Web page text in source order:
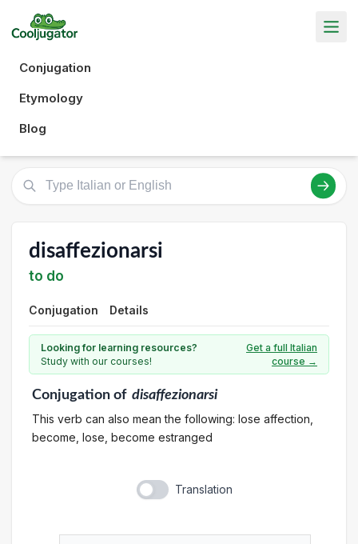
Conjugation
Etymology
Blog
disaffezionarsi
to do
Conjugation Details
Looking for learning resources?
Study with our courses!
Get a full Italian
course →
Conjugationof disaffezionarsi
This verb can also mean the following: lose affection,
become, lose, become estranged
Translation